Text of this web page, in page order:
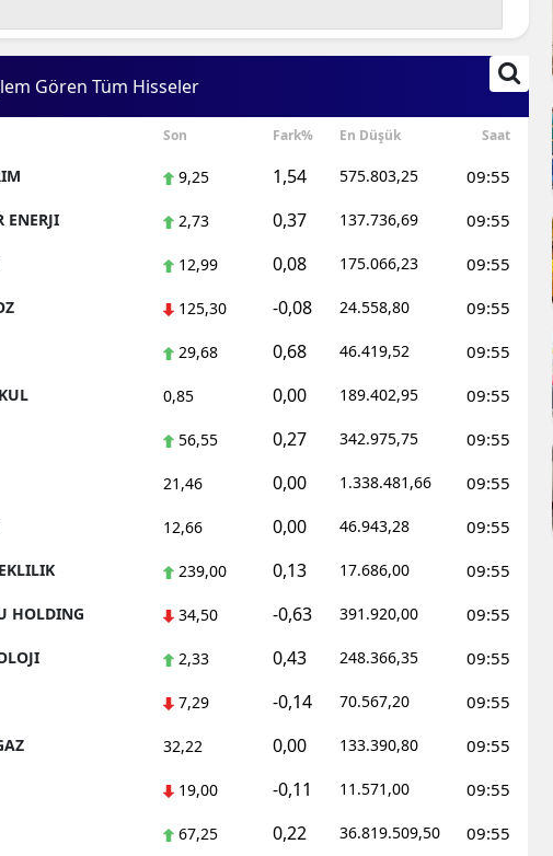
Çanakkale
Çankırı
Çorum
Gaziantep
Gümüşhane
Gören Tüm Hisseler
Son Fark% En Düşük Saat
9,25 1,54 575.803,25 09:55
ENERJI 2,73 0,37 137.736,69 09:55
12,99 0,08 175.066,23 09:55
125,30 -0,08 24.558,80 09:55
29,68 0,68 46.419,52 09:55
0,85 0,00 189.402,95 09:55
56,55 0,27 342.975,75 09:55
21,46 0,00 1.338.481,66 09:55
12,66 0,00 46.943,28 09:55
239,00 0,13 17.686,00 09:55
HOLDING 34,50 -0,63 391.920,00 09:55
2,33 0,43 248.366,35 09:55
7,29 -0,14 70.567,20 09:55
32,22 0,00 133.390,80 09:55
19,00 -0,11 11.571,00 09:55
67,25 0,22 36.819.509,50 09:55